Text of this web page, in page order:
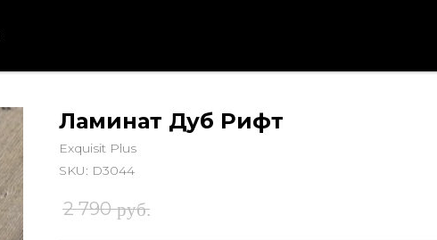
Ламинат Дуб Рифт
Exquisit Plus
SKU: D3044
2 790 руб.